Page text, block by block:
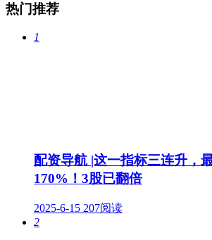
热门推荐
1
配资导航 |这一指标三连升，
170%！3股已翻倍
2025-6-15 207阅读
2